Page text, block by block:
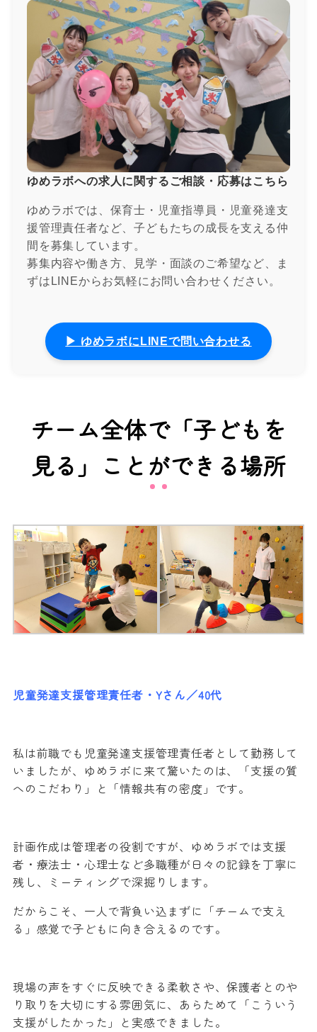
ゆめラボへの求人に関するご相談・応募はこちら
ゆめラボでは、保育士・児童指導員・児童発達支
援管理責任者など、子どもたちの成長を支える仲
間を募集しています。
募集内容や働き方、見学・面談のご希望など、ま
ずはLINEからお気軽にお問い合わせください。
▶ ゆめラボにLINEで問い合わせる
チーム全体で「子どもを
見る」ことができる場所
児童発達支援管理責任者・Yさん／40代
私は前職でも児童発達支援管理責任者として勤務して
いましたが、ゆめラボに来て驚いたのは、「支援の質
へのこだわり」と「情報共有の密度」です。
計画作成は管理者の役割ですが、ゆめラボでは支援
者・療法士・心理士など多職種が日々の記録を丁寧に
残し、ミーティングで深掘りします。
だからこそ、一人で背負い込まずに「チームで支え
る」感覚で子どもに向き合えるのです。
現場の声をすぐに反映できる柔軟さや、保護者とのや
り取りを大切にする雰囲気に、あらためて「こういう
支援がしたかった」と実感できました。